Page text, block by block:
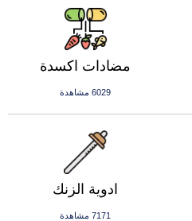
مضادات اكسدة
6029 مشاهدة
ادوية الزنك
7171 مشاهدة